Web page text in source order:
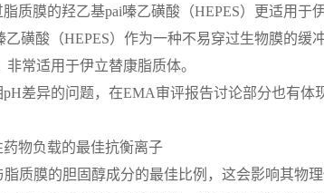
质膜的羟乙基pai嗪乙磺酸（HEPES）更适用于
乙磺酸（HEPES）作为一种不易穿过生物膜的
非常适用于伊立替康脂质体。
pH差异的问题，在EMA审评报告讨论部分也有
物负载的最佳抗衡离子
脂质膜的胆固醇成分的最佳比例，这会影响其物